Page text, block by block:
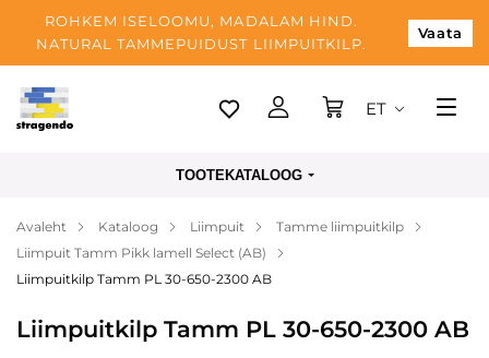
ROHKEM ISELOOMU, MADALAM HIND.
NATURAL TAMMEPUIDUST LIIMPUITKILP.
Vaata
Tallinn
Makse
Meist
ET
TOOTEKATALOOG
Avaleht Kataloog Liimpuit
Tamme liimpuitkilp
Liimpuit Tamm Pikk lamell Select (AB)
Liimpuitkilp Tamm PL 30-650-2300 AB
Liimpuitkilp Tamm PL 30-650-2300 AB